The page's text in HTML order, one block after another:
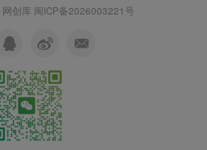
网创库 闽ICP备2026003221号